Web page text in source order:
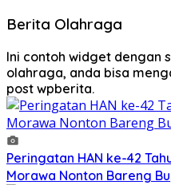
Berita Olahraga
Ini contoh widget dengan
olahraga, anda bisa
post wpberita.
Peringatan HAN ke-42
Morawa Nonton Bareng